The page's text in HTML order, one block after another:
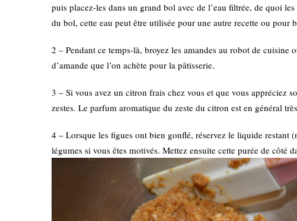
puis placez-les dans un grand bol avec de l’eau filtrée, de quoi
du bol, cette eau peut être utilisée pour une autre recette ou
2 – Pendant ce temps-là, broyez les amandes au robot de
d’amande que l’on achète pour la pâtisserie.
3 – Si vous avez un citron frais chez vous et que vous appréciez
zestes. Le parfum aromatique du zeste du citron est en général
4 – Lorsque les figues ont bien gonflé, réservez le liquide restant
légumes si vous êtes motivés. Mettez ensuite cette purée de côté